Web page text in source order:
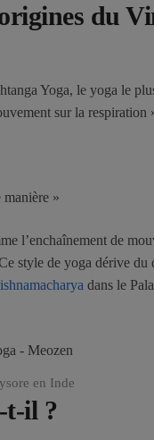
du
Yoga, le yoga le
sur la respiration
»
l’enchaînement de
style de yoga dérive du
dans le
en Inde
t-il ?